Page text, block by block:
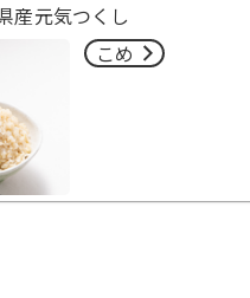
産元気つくし
こめ